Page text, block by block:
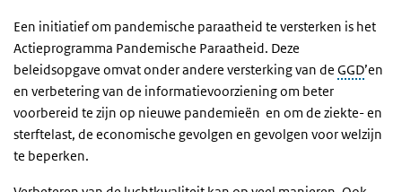
Een initiatief om pandemische paraatheid te versterken is het
Actieprogramma Pandemische Paraatheid. Deze
beleidsopgave omvat onder andere versterking van de GGD’en
en verbetering van de informatievoorziening om beter
voorbereid te zijn op nieuwe pandemieën en om de ziekte- en
sterftelast, de economische gevolgen en gevolgen voor welzijn
te beperken.